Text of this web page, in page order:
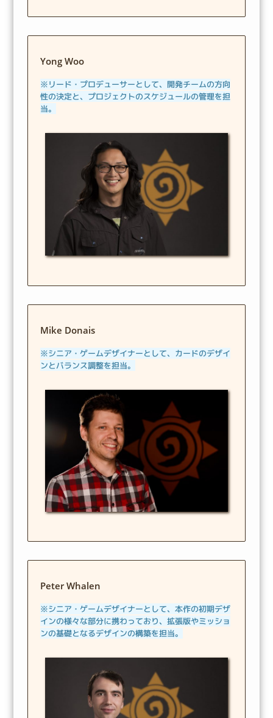
Yong Woo
※リード・プロデューサーとして、開発チームの方向
性の決定と、プロジェクトのスケジュールの管理を担
当。
Mike Donais
※シニア・ゲームデザイナーとして、カードのデザイ
ンとバランス調整を担当。
Peter Whalen
※シニア・ゲームデザイナーとして、本作の初期デザ
インの様々な部分に携わっており、拡張版やミッショ
ンの基礎となるデザインの構築を担当。